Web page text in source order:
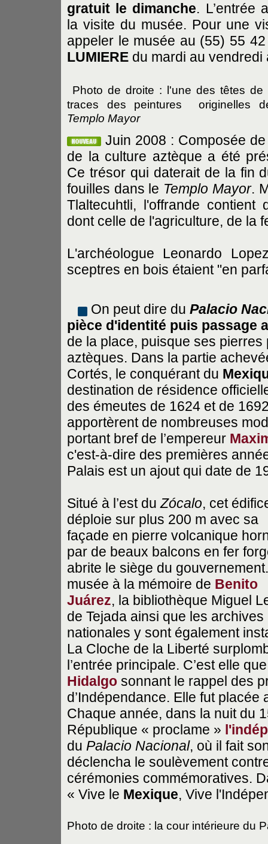
gratuit le dimanche. L’entrée
la visite du musée. Pour une
appeler le musée au (55) 55
LUMIERE du mardi au vendredi
Photo de droite : l'une des têtes de
traces des peintures originelles
Templo Mayor
Juin 2008 : Composée
de la culture aztèque a été
Ce trésor qui daterait de la fin
fouilles dans le Templo Mayor.
Tlaltecuhtli, l'offrande
dont celle de l'agriculture, de la
L'archéologue Leonardo
sceptres en bois étaient "en
On peut dire du Palacio
pièce d'identité puis passage
de la place, puisque ses
aztèques. Dans la partie
Cortés, le conquérant du
destination de résidence
des émeutes de 1624 et de
apportèrent de nombreuses
portant bref de l’empereur
c'est-à-dire des premières
Palais est un ajout qui date de
Situé à l’est duZócalo, cet
déploie sur plus 200 m avec sa
façade en pierre volcanique
par de beaux balcons en fer
abrite le siège du
musée à la mémoire de Benito
Juárez, la bibliothèque Miguel
de Tejada ainsi que les archives
nationales y sont également
La Cloche de la Liberté
l’entrée principale. C’est elle
Hidalgo sonnant le rappel des
d’Indépendance. Elle fut
Chaque année, dans la nuit du
République « proclame »
du Palacio Nacional, où il fait
déclencha le soulèvement
cérémonies commémoratives.
« Vive le Mexique, Vive
Photo de droite : la cour intérieure du